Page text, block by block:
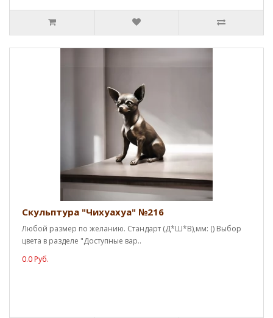
Скульптура "Чихуахуа" №216
Любой размер по желанию. Стандарт (Д*Ш*В),мм: () Выбор
цвета в разделе "Доступные вар..
0.0 Руб.